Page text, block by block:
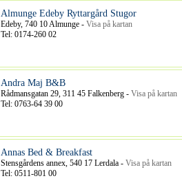
Almunge Edeby Ryttargård Stugor
Edeby, 740 10 Almunge - Visa på kartan
Tel: 0174-260 02
Andra Maj B&B
Rådmansgatan 29, 311 45 Falkenberg - Visa på kartan
Tel: 0763-64 39 00
Annas Bed & Breakfast
Stensgårdens annex, 540 17 Lerdala - Visa på kartan
Tel: 0511-801 00